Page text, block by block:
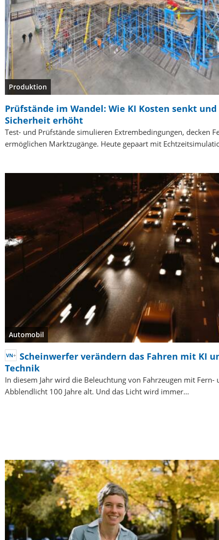
Produktion
Prüfstände im Wandel: Wie KI Kosten senkt und
Sicherheit erhöht
Test- und Prüfstände simulieren Extrembedingungen, decken
ermöglichen Marktzugänge. Heute gepaart mit
Automobil
Scheinwerfer verändern das Fahren mit KI
Technik
In diesem Jahr wird die Beleuchtung von Fahrzeugen mit Fern-
Abblendlicht 100 Jahre alt. Und das Licht wird immer…